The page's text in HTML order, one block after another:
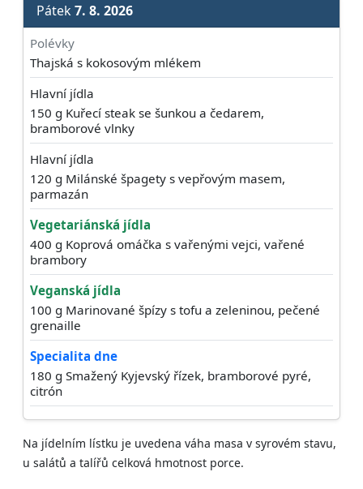
Pátek7. 8. 2026
Polévky
Thajská s kokosovým mlékem
Hlavní jídla
150 g Kuřecí steak se šunkou a čedarem,
bramborové vlnky
Hlavní jídla
120 g Milánské špagety s vepřovým masem,
parmazán
Vegetariánská jídla
400 g Koprová omáčka s vařenými vejci, vařené
brambory
Veganská jídla
100 g Marinované špízy s tofu a zeleninou, pečené
grenaille
Specialita dne
180 g Smažený Kyjevský řízek, bramborové pyré,
citrón
Na jídelním lístku je uvedena váha masa v syrovém stavu,
u salátů a talířů celková hmotnost porce.